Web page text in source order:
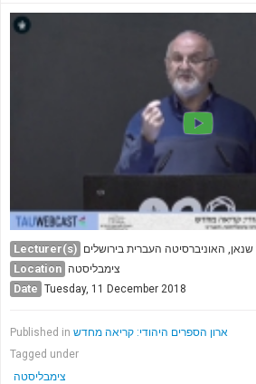
Lecturer(s) שנאן, האוניברסיטה העברית בירושלים
Location צימבליסטה
Date Tuesday, 11 December 2018
Published in ארון הספרים היהודי: קריאה מחדש
Tagged under
צימבליסטה